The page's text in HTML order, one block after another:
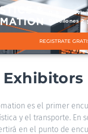
11 & 12
Pabellones
REGISTRATE
Exhibitors
es el primer
y el transporte. En
en el punto de